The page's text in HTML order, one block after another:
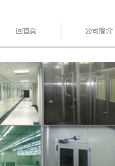
回首頁 公司簡介